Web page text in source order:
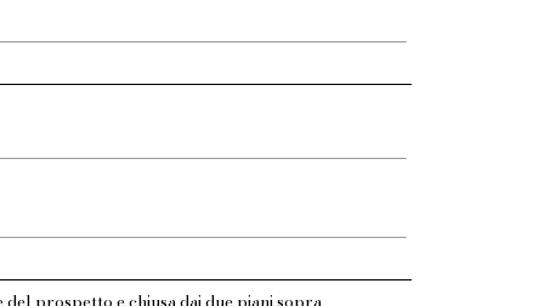
prospetto e chiusa dai due piani sopra